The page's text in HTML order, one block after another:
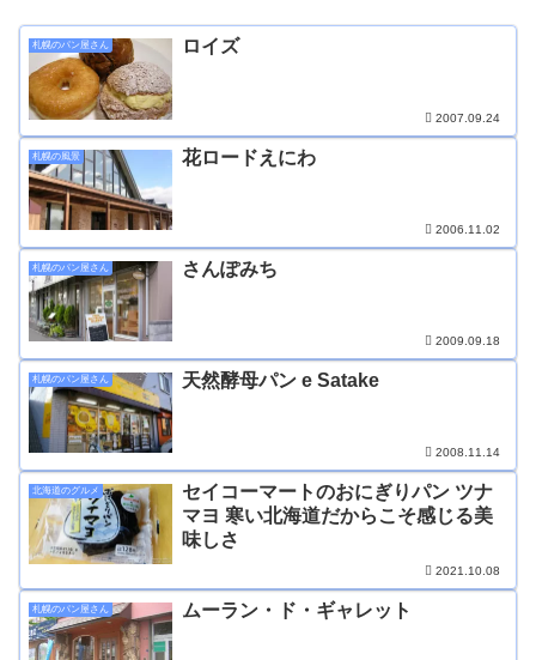
札幌のパン屋さん ロイズ
2007.09.24
札幌の風景 花ロードえにわ
2006.11.02
札幌のパン屋さん さんぽみち
2009.09.18
札幌のパン屋さん 天然酵母パン e Satake
2008.11.14
北海道のグルメ
セイコーマートのおにぎりパン ツナ
マヨ 寒い北海道だからこそ感じる美
味しさ
2021.10.08
札幌のパン屋さん ムーラン・ド・ギャレット